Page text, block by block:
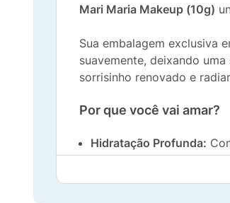
Mari Maria Makeup (10g)
Sua embalagem exclusiva
suavemente, deixando
sorrisinho renovado e
Por que você vai amar?
Hidratação Profunda: